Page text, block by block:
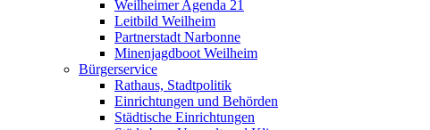
Weilheimer Agenda 21
Leitbild Weilheim
Partnerstadt Narbonne
Minenjagdboot Weilheim
Bürgerservice
Rathaus, Stadtpolitik
Einrichtungen und Behörden
Städtische Einrichtungen